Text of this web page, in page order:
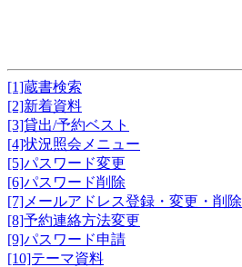
[1]蔵書検索
[2]新着資料
[3]貸出/予約ベスト
[4]状況照会メニュー
[5]パスワード変更
[6]パスワード削除
[7]メールアドレス登録・変更・削除
[8]予約連絡方法変更
[9]パスワード申請
[10]テーマ資料